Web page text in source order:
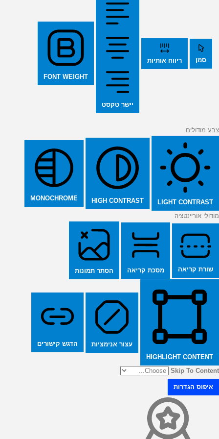
סמן ריווח אותיות
יישר טקסט
FONT WEIGHT
צבע מודולים
LIGHT CONTRAST
HIGH CONTRAST
MONOCHROME
מודולי אוריינטציה
שורת קריאה מסכת קריאה הסתר תמונות
HIGHLIGHT CONTENT
עצור אנימציות הדגש קישורים
Skip To Content
איפוס הגדרות